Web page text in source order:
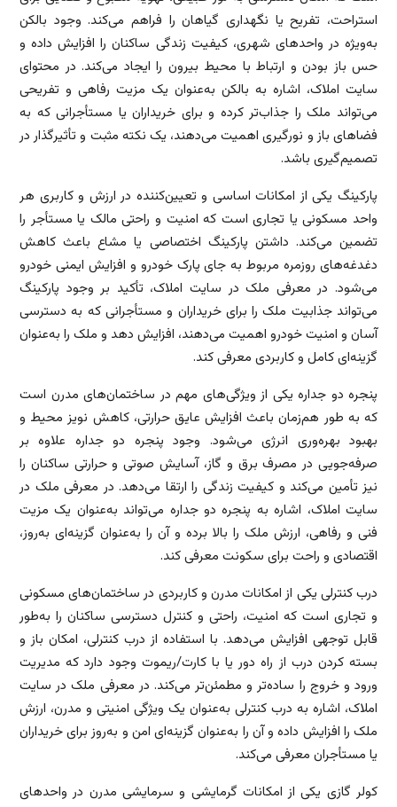
استراحت، تفریح یا نگهداری گیاهان را فراهم می‌کند. وجود بالکن
به‌ویژه در واحدهای شهری، کیفیت زندگی ساکنان را افزایش داده و
حس باز بودن و ارتباط با محیط بیرون را ایجاد می‌کند. در محتوای
سایت املاک، اشاره به بالکن به‌عنوان یک مزیت رفاهی و تفریحی
می‌تواند ملک را جذاب‌تر کرده و برای خریداران یا مستأجرانی که به
فضاهای باز و نورگیری اهمیت می‌دهند، یک نکته مثبت و تأثیرگذار در
تصمیم‌گیری باشد.
پارکینگ یکی از امکانات اساسی و تعیین‌کننده در ارزش و کاربری هر
واحد مسکونی یا تجاری است که امنیت و راحتی مالک یا مستأجر را
تضمین می‌کند. داشتن پارکینگ اختصاصی یا مشاع باعث کاهش
دغدغه‌های روزمره مربوط به جای پارک خودرو و افزایش ایمنی خودرو
می‌شود. در معرفی ملک در سایت املاک، تأکید بر وجود پارکینگ
می‌تواند جذابیت ملک را برای خریداران و مستأجرانی که به دسترسی
آسان و امنیت خودرو اهمیت می‌دهند، افزایش دهد و ملک را به‌عنوان
گزینه‌ای کامل و کاربردی معرفی کند.
پنجره دو جداره یکی از ویژگی‌های مهم در ساختمان‌های مدرن است
که به طور هم‌زمان باعث افزایش عایق حرارتی، کاهش نویز محیط و
بهبود بهره‌وری انرژی می‌شود. وجود پنجره دو جداره علاوه بر
صرفه‌جویی در مصرف برق و گاز، آسایش صوتی و حرارتی ساکنان را
نیز تأمین می‌کند و کیفیت زندگی را ارتقا می‌دهد. در معرفی ملک در
سایت املاک، اشاره به پنجره دو جداره می‌تواند به‌عنوان یک مزیت
فنی و رفاهی، ارزش ملک را بالا برده و آن را به‌عنوان گزینه‌ای به‌روز،
اقتصادی و راحت برای سکونت معرفی کند.
درب کنترلی یکی از امکانات مدرن و کاربردی در ساختمان‌های مسکونی
و تجاری است که امنیت، راحتی و کنترل دسترسی ساکنان را به‌طور
قابل توجهی افزایش می‌دهد. با استفاده از درب کنترلی، امکان باز و
بسته کردن درب از راه دور یا با کارت/ریموت وجود دارد که مدیریت
ورود و خروج را ساده‌تر و مطمئن‌تر می‌کند. در معرفی ملک در سایت
املاک، اشاره به درب کنترلی به‌عنوان یک ویژگی امنیتی و مدرن، ارزش
ملک را افزایش داده و آن را به‌عنوان گزینه‌ای امن و به‌روز برای خریداران
یا مستأجران معرفی می‌کند.
کولر گازی یکی از امکانات گرمایشی و سرمایشی مدرن در واحدهای